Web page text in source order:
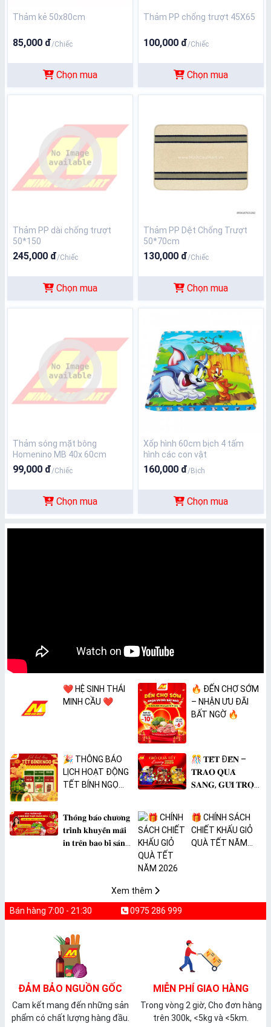
Thảm kẻ 50x80cm
85,000 đ/Chiếc
Chọn mua
Thảm PP chống trượt 45X65
100,000 đ/Chiếc
Chọn mua
Thảm PP dài chống trượt
50*150
245,000 đ/Chiếc
Chọn mua
Thảm PP Dệt Chống Trượt
50*70cm
130,000 đ/Chiếc
Chọn mua
Thảm sóng mặt bông
Homenino MB 40x 60cm
99,000 đ/Chiếc
Chọn mua
Xốp hình 60cm bịch 4 tấm
hình các con vật
160,000 đ/Bịch
Chọn mua
❤️ HỆ SINH THÁI
MINH CẦU ❤️
🔥 ĐẾN CHỢ SỚM
– NHẬN ƯU ĐÃI
BẤT NGỜ 🔥
🎉 THÔNG BÁO
LỊCH HOẠT ĐỘNG
TẾT BÍNH NGỌ
🎊 𝐓𝐄̂́𝐓 Đ𝐄̂́𝐍 –
𝐓𝐑𝐀𝐎 𝐐𝐔𝐀̀
𝐒𝐀𝐍𝐆, 𝐆𝐔̛̉𝐈 𝐓𝐑𝐎̣𝐍
𝐓𝐡𝐨̂𝐧𝐠 𝐛𝐚́𝐨 𝐜𝐡𝐮̛𝐨̛𝐧𝐠
𝐭𝐫𝐢̀𝐧𝐡 𝐤𝐡𝐮𝐲𝐞̂́𝐧 𝐦𝐚̃𝐢
𝐢𝐧 𝐭𝐫𝐞̂𝐧 𝐛𝐚𝐨 𝐛𝐢̀ 𝐬𝐚̉𝐧
🎁 CHÍNH SÁCH
CHIẾT KHẤU GIỎ
QUÀ TẾT NĂM
Xem thêm
Bán hàng 7:00 - 21:30 0975 286 999
ĐẢM BẢO NGUỒN GỐC
Cam kết mang đến những sản
phẩm có chất lượng hàng đầu.
MIỄN PHÍ GIAO HÀNG
Trong vòng 2 giờ, Cho đơn hàng
trên 300k, <5kg và <5km.